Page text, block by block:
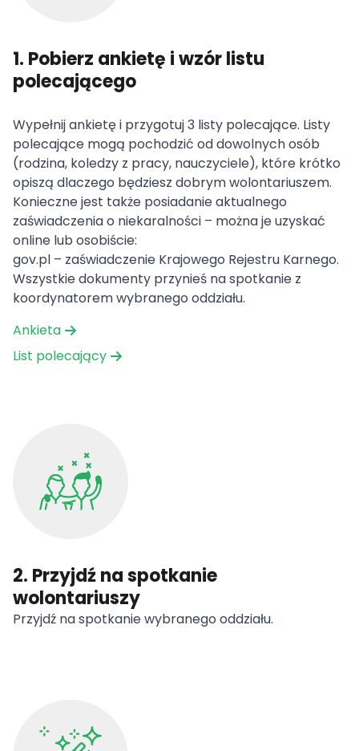
1. Pobierz ankietę i wzór listu
polecającego
Wypełnij ankietę i przygotuj 3 listy polecające. Listy
polecające mogą pochodzić od dowolnych osób
(rodzina, koledzy z pracy, nauczyciele), które krótko
opiszą dlaczego będziesz dobrym wolontariuszem.
Konieczne jest także posiadanie aktualnego
zaświadczenia o niekaralności – można je uzyskać
online lub osobiście:
gov.pl – zaświadczenie Krajowego Rejestru Karnego.
Wszystkie dokumenty przynieś na spotkanie z
koordynatorem wybranego oddziału.
Ankieta
List polecający
2. Przyjdź na spotkanie
wolontariuszy
Przyjdź na spotkanie wybranego oddziału.